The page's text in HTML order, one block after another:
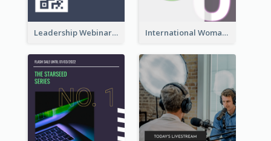
Leadership Webinar Instagram Story Design International Woman's Day Instagram Story Design